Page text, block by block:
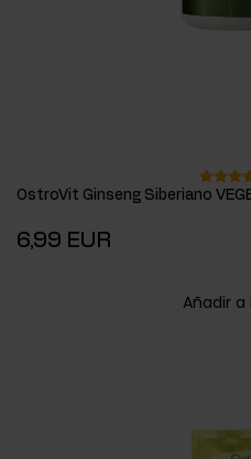
OstroVit Ginseng Siberiano
6,99 EUR
Añadir